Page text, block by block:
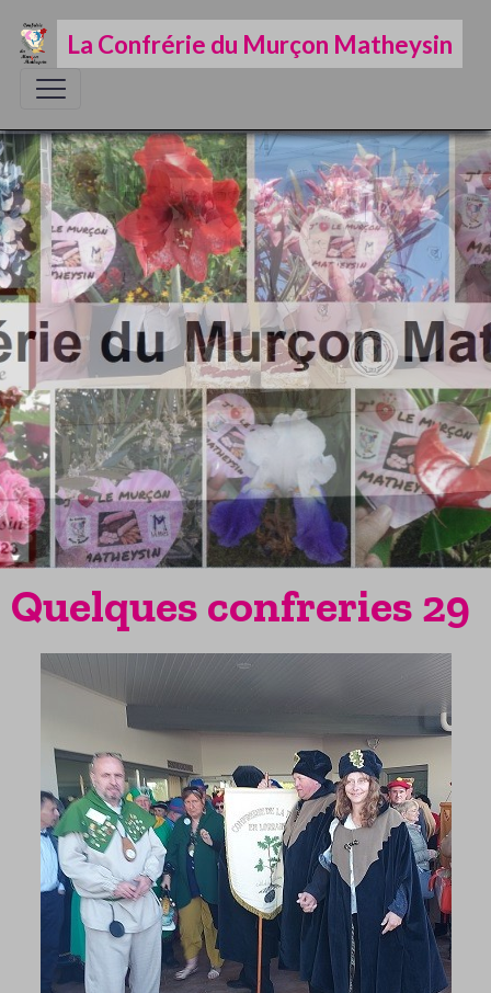
La Confrérie du Murçon Matheysin
Quelques confreries 29